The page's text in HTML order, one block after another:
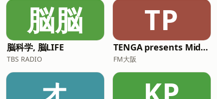
脳脳
脳科学, 脳LIFE
TBS RADIO
TP
TENGA presents Midnight World Cafe 〜TENGA茶屋〜**
FM大阪